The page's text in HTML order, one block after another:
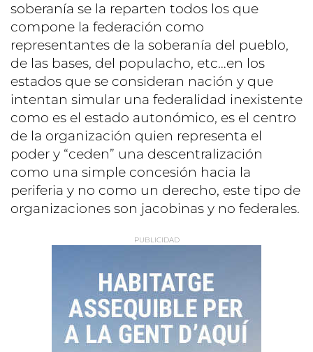
soberanía se la reparten todos los que
compone la federación como
representantes de la soberanía del pueblo,
de las bases, del populacho, etc…en los
estados que se consideran nación y que
intentan simular una federalidad inexistente
como es el estado autonómico, es el centro
de la organización quien representa el
poder y “ceden” una descentralización
como una simple concesión hacia la
periferia y no como un derecho, este tipo de
organizaciones son jacobinas y no federales.